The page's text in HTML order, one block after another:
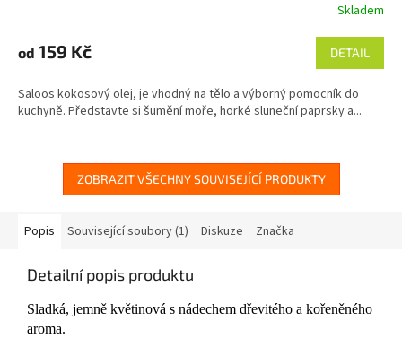
produktu
je
z
5
Skladem
od 159 Kč DETAIL
Saloos kokosový olej, je vhodný na tělo a výborný pomocník do
kuchyně. Představte si šumění moře, horké sluneční paprsky a...
ZOBRAZIT VŠECHNY SOUVISEJÍCÍ PRODUKTY
Popis Související soubory (1) Diskuze Značka
Detailní popis produktu
Sladká, jemně květinová s nádechem dřevitého a kořeněného
aroma.